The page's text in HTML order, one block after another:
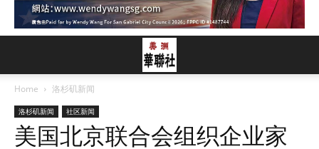
Home 洛杉矶新闻
洛杉矶新闻 社区新闻
美国北京联合会组织企业家